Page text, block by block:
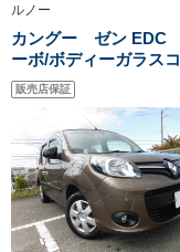
ルノー
カングー ゼン EDC
ーボ/ボディーガラス
リヤモニター/FOCAL
コ/CABANA革調シー
ラー定期点検整備記録
販売店保証